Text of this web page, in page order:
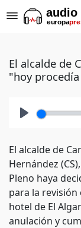
El alcalde de
"hoy
El alcalde de
Hernández
Pleno haya
para la revisión
hotel de El
anulación y